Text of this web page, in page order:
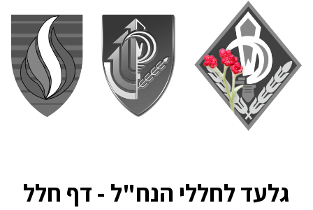
גלעד לחללי הנח"ל - דף חלל